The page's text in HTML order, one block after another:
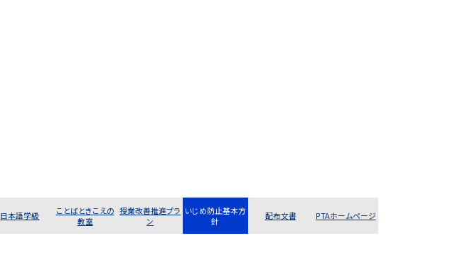
日本語学級
ことばときこえの
教室
授業改善推進プラ
ン
いじめ防止基本方
針
配布文書 PTAホームページ